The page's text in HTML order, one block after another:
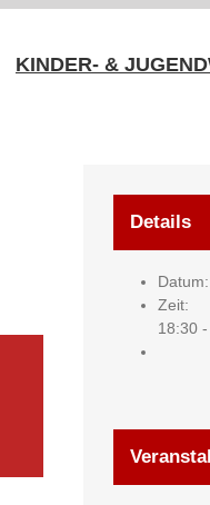
KINDER- &
Details
Datum:
Zeit:
18:30